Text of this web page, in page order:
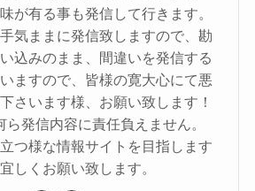
が有る事も発信して行きます。
気ままに発信致しますので、勘
込みのまま、間違いを発信する
ますので、皆様の寛大心にて悪
さいます様、お願い致します！
発信内容に責任負えません。
つ様な情報サイトを目指します
しくお願い致します。